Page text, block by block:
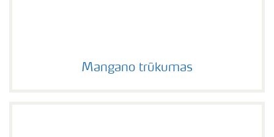
Mangano trūkumas
Mangano trūkumas